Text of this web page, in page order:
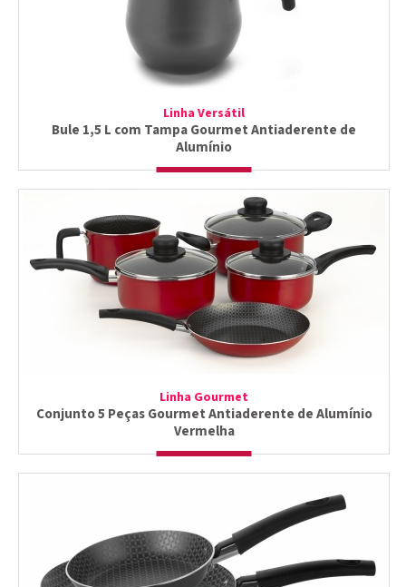
Linha Versátil
Bule 1,5 L com Tampa Gourmet Antiaderente de
Alumínio
Linha Gourmet
Conjunto 5 Peças Gourmet Antiaderente de Alumínio
Vermelha